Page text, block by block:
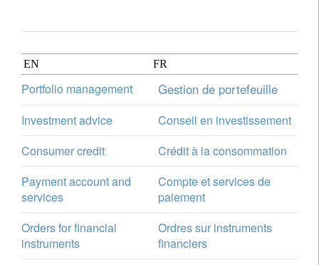
EN FR
Portfolio management Gestion de portefeuille
Investment advice
Conseil en investissement
Consumer credit
Crédit à la consommation
Payment account and
services
Compte et services de
paiement
Orders for financial
instruments
Ordres sur instruments
financiers